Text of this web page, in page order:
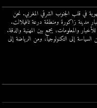
في قلب الجنوب الشرقي المغربي. نحن
مدينة زاكورة ومنطقة درعة تافيلالت.
والمعلومات، يجمع بين المهنية والدقة.
السياسة إلى التكنولوجيا، ومن الرياضة إلى